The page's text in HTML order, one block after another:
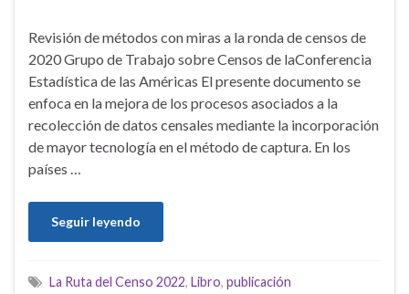
Revisión de métodos con miras a la ronda de censos de
2020 Grupo de Trabajo sobre Censos de laConferencia
Estadística de las Américas El presente documento se
enfoca en la mejora de los procesos asociados a la
recolección de datos censales mediante la incorporación
de mayor tecnología en el método de captura. En los
países …
Seguir leyendo
La Ruta del Censo 2022, Libro, publicación